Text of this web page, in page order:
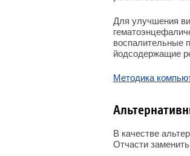
Для улучшения
воспалительные
йодсодержащие
Методика
В качестве
Отчасти